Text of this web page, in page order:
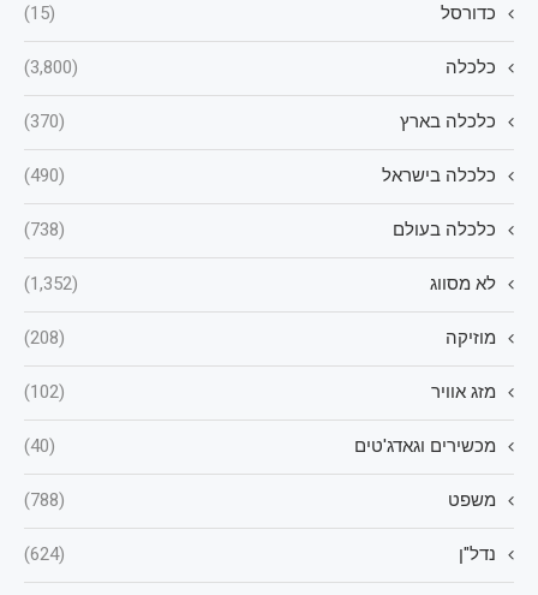
כדורסל (15)
כלכלה (3,800)
כלכלה בארץ (370)
כלכלה בישראל (490)
כלכלה בעולם (738)
לא מסווג (1,352)
מוזיקה (208)
מזג אוויר (102)
מכשירים וגאדג'טים (40)
משפט (788)
נדל"ן (624)